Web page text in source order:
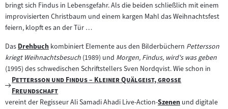
bringt sich Findus in Lebensgefahr. Als die beiden schließlich mit einem
improvisierten Christbaum und einem kargen Mahl das Weihnachtsfest
feiern, klopft es an der Tür …
DasZum
Inhalt:
Drehbuch kombiniert Elemente aus den Bilderbüchern Pettersson
kriegt Weihnachtsbesuch (1989) und Morgen, Findus, wird's was geben
(1995) des schwedischen Schriftstellers Sven Nordqvist. Wie schon in
Zum
Filmarchiv:
"
Pettersson und Findus – Kleiner Quälgeist, große
Freundschaft"
vereint der Regisseur Ali Samadi Ahadi Live-Action-Szenen und digitale